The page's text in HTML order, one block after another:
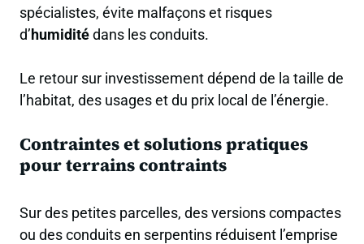
spécialistes, évite malfaçons et risques
d’humiditédans les conduits.
Le retour sur investissement dépend de la taille de
l’habitat, des usages et du prix local de l’énergie.
Contraintes et solutions pratiques
pour terrains contraints
Sur des petites parcelles, des versions compactes
ou des conduits en serpentins réduisent l’emprise